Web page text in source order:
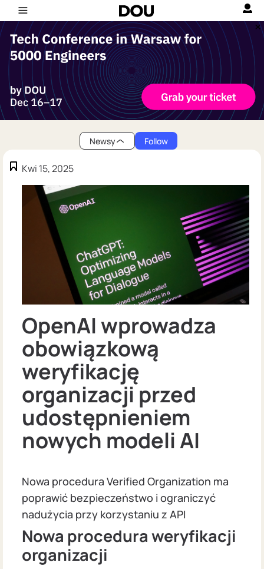
Newsy Follow
Kwi 15, 2025
OpenAI wprowadza
obowiązkową
weryfikację
organizacji przed
udostępnieniem
nowych modeli AI
Nowa procedura Verified Organization ma
poprawić bezpieczeństwo i ograniczyć
nadużycia przy korzystaniu z API
Nowa procedura weryfikacji
organizacji